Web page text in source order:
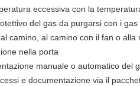
eccessiva con la
del gas da purgarsi con i
camino, al camino con il fan o alla
nella porta
manuale o automatico del
e documentazione via il